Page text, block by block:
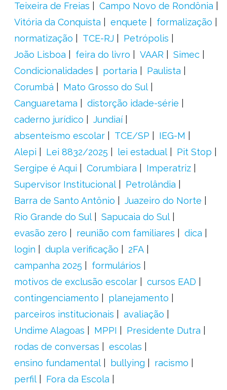
Teixeira de Freias
Campo Novo de Rondônia
Vitória da Conquista
enquete
formalização
normatização
TCE-RJ
Petrópolis
João Lisboa
feira do livro VAAR
Simec
Condicionalidades
portaria
Paulista
Corumbá
Mato Grosso do Sul
Canguaretama
distorção idade-série
caderno jurídico
Jundiaí
absenteísmo escolar
TCE/SP
IEG-M
Alepi
Lei 8832/2025 lei estadual
Pit Stop
Sergipe é Aqui
Corumbiara
Imperatriz
Supervisor Institucional
Petrolândia
Barra de Santo Antônio
Juazeiro do Norte
Rio Grande do Sul
Sapucaia do Sul
evasão zero
reunião com familiares
dica
login
dupla verificação
2FA
campanha 2025
formulários
motivos de exclusão escolar
cursos EAD
contingenciamento
planejamento
parceiros institucionais
avaliação
Undime Alagoas
MPPI
Presidente Dutra
rodas de conversas
escolas
ensino fundamental
bullying
racismo
perfil
Fora da Escola